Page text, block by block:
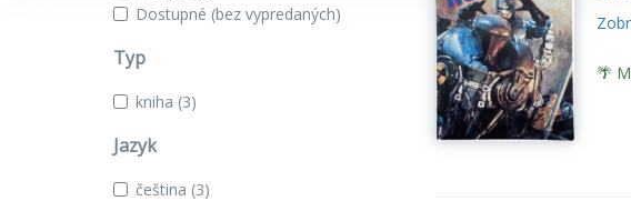
Dostupné (bez vypredaných)
Typ
kniha (3)
Jazyk
čeština (3)
🌴